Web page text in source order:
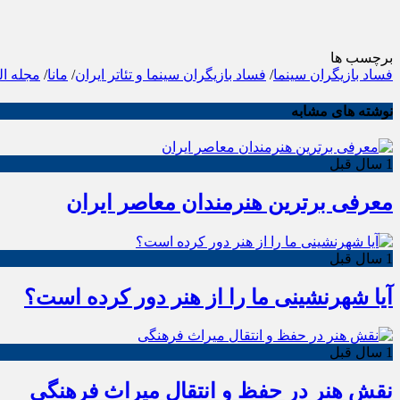
برچسب ها
فساد بازیگران سینما/ فساد بازیگران سینما و تئاتر ایران/ مانا/ مجله
نوشته های مشابه
1 سال قبل
معرفی برترین هنرمندان معاصر ایران
1 سال قبل
آیا شهرنشینی ما را از هنر دور کرده است؟
1 سال قبل
نقش هنر در حفظ و انتقال میراث فرهنگی